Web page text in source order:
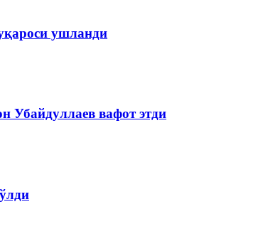
ушланди
Убайдуллаев вафот этди